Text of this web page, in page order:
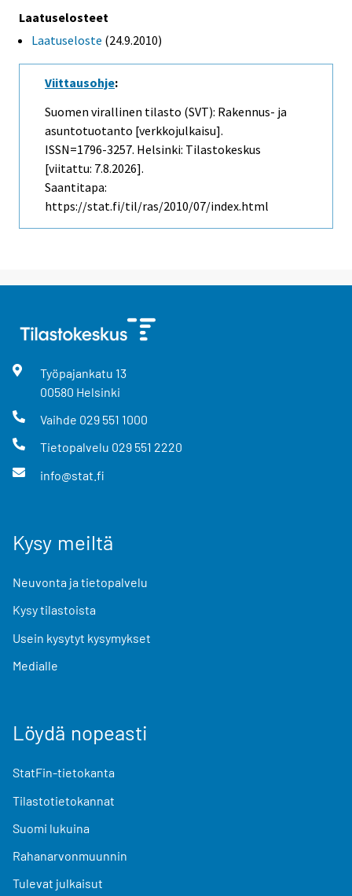
Laatuselosteet
Laatuseloste (24.9.2010)
Viittausohje:
Suomen virallinen tilasto (SVT): Rakennus- ja
asuntotuotanto [verkkojulkaisu].
ISSN=1796-3257. Helsinki: Tilastokeskus
[viitattu: 7.8.2026].
Saantitapa:
https://stat.fi/til/ras/2010/07/index.html
Työpajankatu 13
00580 Helsinki
Vaihde 029 551 1000
Tietopalvelu 029 551 2220
info@stat.fi
Kysy meiltä
Neuvonta ja tietopalvelu
Kysy tilastoista
Usein kysytyt kysymykset
Medialle
Löydä nopeasti
StatFin-tietokanta
Tilastotietokannat
Suomi lukuina
Rahanarvonmuunnin
Tulevat julkaisut